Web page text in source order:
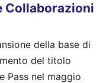
Collaborazioni
della base di
del titolo
Pass nel maggio